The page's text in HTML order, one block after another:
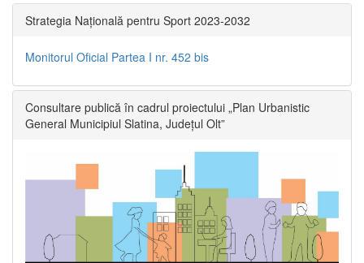
Strategia Națională pentru Sport 2023-2032
Monitorul Oficial Partea I nr. 452 bis
Consultare publică în cadrul proiectului „Plan Urbanistic
General Municipiul Slatina, Județul Olt”